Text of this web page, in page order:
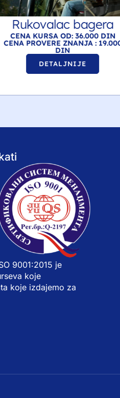
Rukovalac platformi
CENA KURSA OD: 36.000 DIN
CENA PROVERE ZNANJA :
DIN
DETALJNIJE
9001:2015 je
koje
koje izdajemo za